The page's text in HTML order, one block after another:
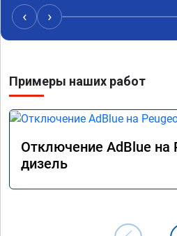
‹ ›
Примеры наших работ
Отключение AdBlue на
дизель